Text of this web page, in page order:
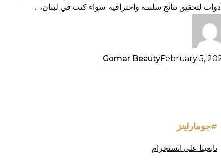
لتحقيق نتائج سلسة واحترافية. سواء كنت في لبنان،…
Gomar BeautyFebruary 5,
#جومارلينز
تابعينا على انستجرام